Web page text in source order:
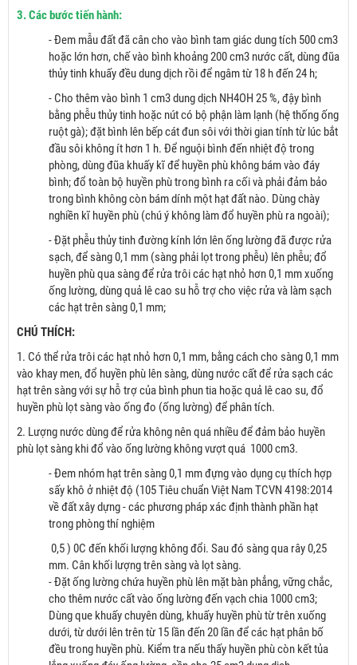
3. Các bước tiến hành:
- Đem mẫu đất đã cân cho vào bình tam giác dung tích 500 cm3
hoặc lớn hơn, chế vào bình khoảng 200 cm3 nước cất, dùng đũa
thủy tinh khuấy đều dung dịch rồi để ngâm từ 18 h đến 24 h;
- Cho thêm vào bình 1 cm3 dung dịch NH4OH 25 %, đậy bình
bằng phễu thủy tinh hoặc nút có bộ phận làm lạnh (hệ thống ống
ruột gà); đặt bình lên bếp cát đun sôi với thời gian tính từ lúc bắt
đầu sôi không ít hơn 1 h. Để nguội bình đến nhiệt độ trong
phòng, dùng đũa khuấy kĩ để huyền phù không bám vào đáy
bình; đổ toàn bộ huyền phù trong bình ra cối và phải đảm bảo
trong bình không còn bám dính một hạt đất nào. Dùng chày
nghiền kĩ huyền phù (chú ý không làm đổ huyền phù ra ngoài);
- Đặt phễu thủy tinh đường kính lớn lên ống lường đã được rửa
sạch, để sàng 0,1 mm (sàng phải lọt trong phễu) lên phễu; đổ
huyền phù qua sàng để rửa trôi các hạt nhỏ hơn 0,1 mm xuống
ống lường, dùng quả lê cao su hỗ trợ cho việc rửa và làm sạch
các hạt trên sàng 0,1 mm;
CHÚ THÍCH:
1. Có thể rửa trôi các hạt nhỏ hơn 0,1 mm, bằng cách cho sàng 0,1 mm
vào khay men, đổ huyền phù lên sàng, dùng nước cất để rửa sạch các
hạt trên sàng với sự hỗ trợ của bình phun tia hoặc quả lê cao su, đổ
huyền phù lọt sàng vào ống đo (ống lường) để phân tích.
2. Lượng nước dùng để rửa không nên quá nhiều để đảm bảo huyền
phù lọt sàng khi đổ vào ống lường không vượt quá 1000 cm3.
- Đem nhóm hạt trên sàng 0,1 mm đựng vào dụng cụ thích hợp
sấy khô ở nhiệt độ (105 Tiêu chuẩn Việt Nam TCVN 4198:2014
về đất xây dựng - các phương pháp xác định thành phần hạt
trong phòng thí nghiệm
0,5 ) 0C đến khối lượng không đổi. Sau đó sàng qua rây 0,25
mm. Cân khối lượng trên sàng và lọt sàng.
- Đặt ống lường chứa huyền phù lên mặt bàn phẳng, vững chắc,
cho thêm nước cất vào ống lường đến vạch chia 1000 cm3;
Dùng que khuấy chuyên dùng, khuấy huyền phù từ trên xuống
dưới, từ dưới lên trên từ 15 lần đến 20 lần để các hạt phân bố
đều trong huyền phù. Kiểm tra nếu thấy huyền phù còn kết tủa